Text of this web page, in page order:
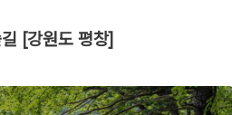
[강원도 평창]